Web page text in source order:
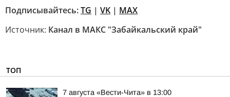
Подписывайтесь:TG | VK | MAX
Источник: Канал в МАКС "Забайкальский край"
ТОП
7 августа «Вести-Чита» в 13:00